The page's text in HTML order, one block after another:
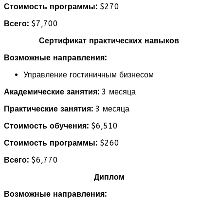
Стоимость программы: $270
Всего: $7,700
Сертификат практических навыков
Возможные направления:
Управление гостиничным бизнесом
Академические занятия: 3 месяца
Практические занятия: 3 месяца
Стоимость обучения: $6,510
Стоимость программы: $260
Всего: $6,770
Диплом
Возможные направления: